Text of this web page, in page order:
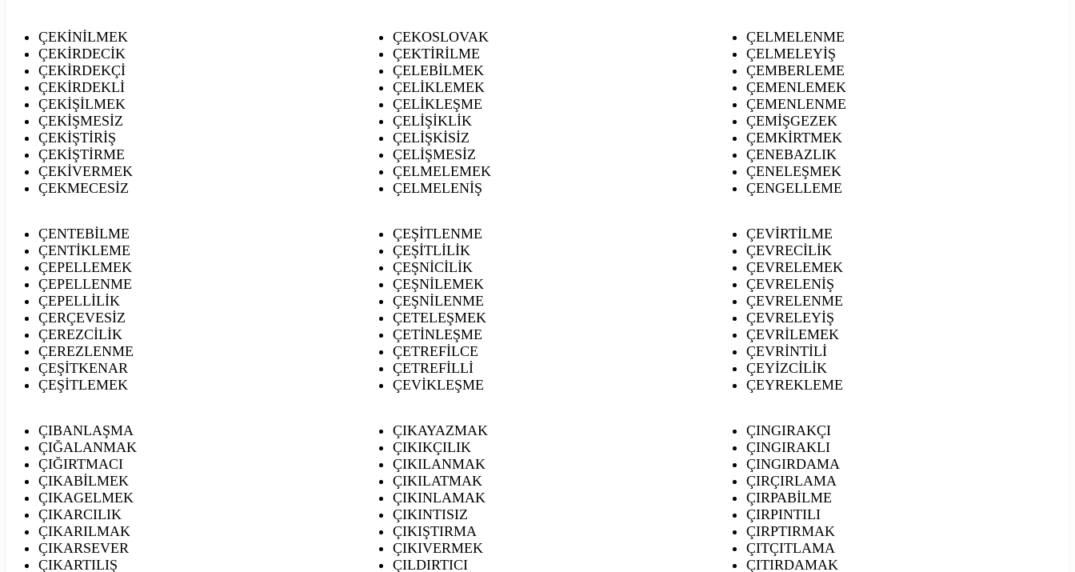
ÇEKİNİLMEK
ÇEKİRDECİK
ÇEKİRDEKÇİ
ÇEKİRDEKLİ
ÇEKİŞİLMEK
ÇEKİŞMESİZ
ÇEKİŞTİRİŞ
ÇEKİŞTİRME
ÇEKİVERMEK
ÇEKMECESİZ
ÇEKOSLOVAK
ÇEKTİRİLME
ÇELEBİLMEK
ÇELİKLEMEK
ÇELİKLEŞME
ÇELİŞİKLİK
ÇELİŞKİSİZ
ÇELİŞMESİZ
ÇELMELEMEK
ÇELMELENİŞ
ÇELMELENME
ÇELMELEYİŞ
ÇEMBERLEME
ÇEMENLEMEK
ÇEMENLENME
ÇEMİŞGEZEK
ÇEMKİRTMEK
ÇENEBAZLIK
ÇENELEŞMEK
ÇENGELLEME
ÇENTEBİLME
ÇENTİKLEME
ÇEPELLEMEK
ÇEPELLENME
ÇEPELLİLİK
ÇERÇEVESİZ
ÇEREZCİLİK
ÇEREZLENME
ÇEŞİTKENAR
ÇEŞİTLEMEK
ÇEŞİTLENME
ÇEŞİTLİLİK
ÇEŞNİCİLİK
ÇEŞNİLEMEK
ÇEŞNİLENME
ÇETELEŞMEK
ÇETİNLEŞME
ÇETREFİLCE
ÇETREFİLLİ
ÇEVİKLEŞME
ÇEVİRTİLME
ÇEVRECİLİK
ÇEVRELEMEK
ÇEVRELENİŞ
ÇEVRELENME
ÇEVRELEYİŞ
ÇEVRİLEMEK
ÇEVRİNTİLİ
ÇEYİZCİLİK
ÇEYREKLEME
ÇIBANLAŞMA
ÇIĞALANMAK
ÇIĞIRTMACI
ÇIKABİLMEK
ÇIKAGELMEK
ÇIKARCILIK
ÇIKARILMAK
ÇIKARSEVER
ÇIKARTILIŞ
ÇIKAYAZMAK
ÇIKIKÇILIK
ÇIKILANMAK
ÇIKILATMAK
ÇIKINLAMAK
ÇIKINTISIZ
ÇIKIŞTIRMA
ÇIKIVERMEK
ÇILDIRTICI
ÇINGIRAKÇI
ÇINGIRAKLI
ÇINGIRDAMA
ÇIRÇIRLAMA
ÇIRPABİLME
ÇIRPINTILI
ÇIRPTIRMAK
ÇITÇITLAMA
ÇITIRDAMAK